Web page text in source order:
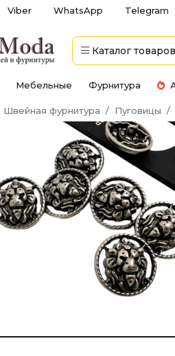
Viber WhatsApp Telegram
Каталог товаров
Мебельные Фурнитура
Швейная фурнитура Пуговицы